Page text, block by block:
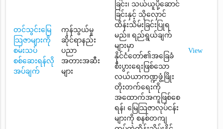
တင်သွင်းမြေ
သြဇာများကို
စမ်းသပ်
စစ်ဆေးရန်လို
အပ်ချက်
ကုန်သွယ်မှု
ဆိုင်ရာနည်း
ပညာ
အတားအဆီး
များ
ခြင်း၊ သယ်ယူပို့ဆောင်
ခြင်းနှင့် သိုလှောင်
ထိန်းသိမ်းခြင်းပြုရ
မည်။ ရည်ရွယ်ချက်
များမှာ
နိုင်ငံတော်၏အခြေခံ
စီးပွားရေးဖြစ်သော
လယ်ယာကဏ္ဍဖွံ့ဖြိုး
တိုးတက်ရေးကို
အထောက်အကူဖြစ်စေ
ရန်၊ မြေသြဇာလုပ်ငန်း
များကို စနစ်တကျ
View